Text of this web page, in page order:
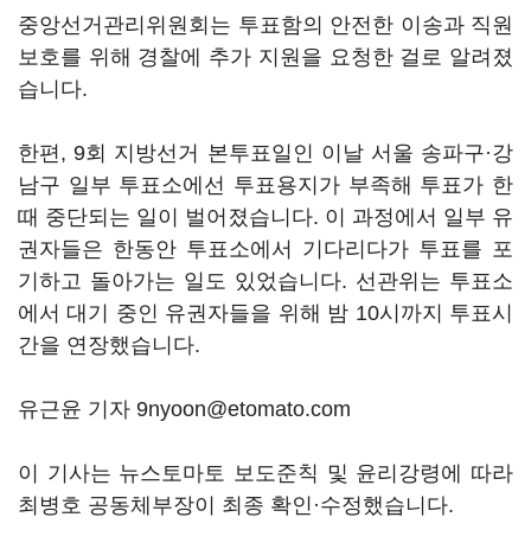
중앙선거관리위원회는 투표함의 안전한 이송과 직원
보호를 위해 경찰에 추가 지원을 요청한 걸로 알려졌
습니다.
한편, 9회 지방선거 본투표일인 이날 서울 송파구·강
남구 일부 투표소에선 투표용지가 부족해 투표가 한
때 중단되는 일이 벌어졌습니다. 이 과정에서 일부 유
권자들은 한동안 투표소에서 기다리다가 투표를 포
기하고 돌아가는 일도 있었습니다. 선관위는 투표소
에서 대기 중인 유권자들을 위해 밤 10시까지 투표시
간을 연장했습니다.
유근윤 기자 9nyoon@etomato.com
이 기사는 뉴스토마토 보도준칙 및 윤리강령에 따라
최병호 공동체부장이 최종 확인·수정했습니다.